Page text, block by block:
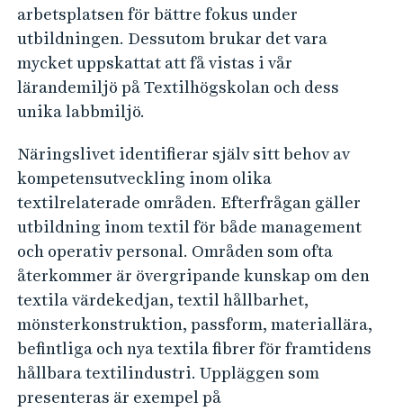
arbetsplatsen för bättre fokus under
utbildningen. Dessutom brukar det vara
mycket uppskattat att få vistas i vår
lärandemiljö på Textilhögskolan och dess
unika labbmiljö.
Näringslivet identifierar själv sitt behov av
kompetensutveckling inom olika
textilrelaterade områden. Efterfrågan gäller
utbildning inom textil för både management
och operativ personal. Områden som ofta
återkommer är övergripande kunskap om den
textila värdekedjan, textil hållbarhet,
mönsterkonstruktion, passform, materiallära,
befintliga och nya textila fibrer för framtidens
hållbara textilindustri. Uppläggen som
presenteras är exempel på